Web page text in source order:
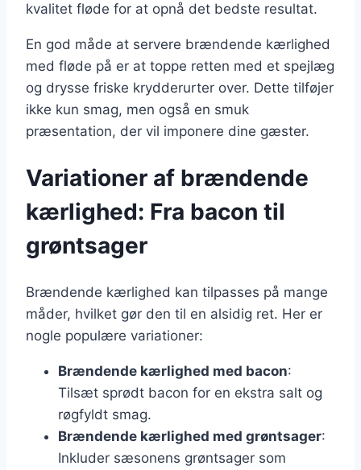
kvalitet fløde for at opnå det bedste resultat.
En god måde at servere brændende kærlighed
med fløde på er at toppe retten med et spejlæg
og drysse friske krydderurter over. Dette tilføjer
ikke kun smag, men også en smuk
præsentation, der vil imponere dine gæster.
Variationer af brændende
kærlighed: Fra bacon til
grøntsager
Brændende kærlighed kan tilpasses på mange
måder, hvilket gør den til en alsidig ret. Her er
nogle populære variationer:
Brændende kærlighed med bacon:
Tilsæt sprødt bacon for en ekstra salt og
røgfyldt smag.
Brændende kærlighed med grøntsager:
Inkluder sæsonens grøntsager som